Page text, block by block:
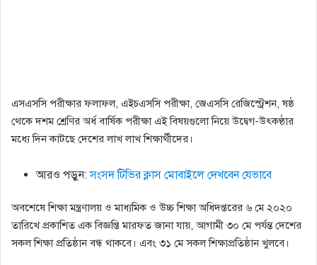
এসএসসি পরীক্ষার ফলাফল, এইচএসসি পরীক্ষা, জেএসসি রেজিস্ট্রেশন, ষষ্ঠ
থেকে দশম শ্রেণির অর্ধ বার্ষিক পরীক্ষা এই বিষয়গুলো নিয়ে উদ্বেগ-উৎকণ্ঠার
মধ্যে দিন কাটছে দেশের লাখ লাখ শিক্ষার্থীদের।
আরও পড়ুন:সংসদ টিভির ক্লাস মোবাইলে দেখবেন যেভাবে
অবশেষে শিক্ষা মন্ত্রণালয় ও মাধ্যমিক ও উচ্চ শিক্ষা অধিদপ্তরের ৬ মে ২০২০
তারিখে প্রকাশিত এক বিজ্ঞপ্তি মারফত জানা যায়, আগামী ৩০ মে পর্যন্ত দেশের
সকল শিক্ষা প্রতিষ্ঠান বন্ধ থাকবে। এবং ৩১ মে সকল শিক্ষাপ্রতিষ্ঠান খুলবে।